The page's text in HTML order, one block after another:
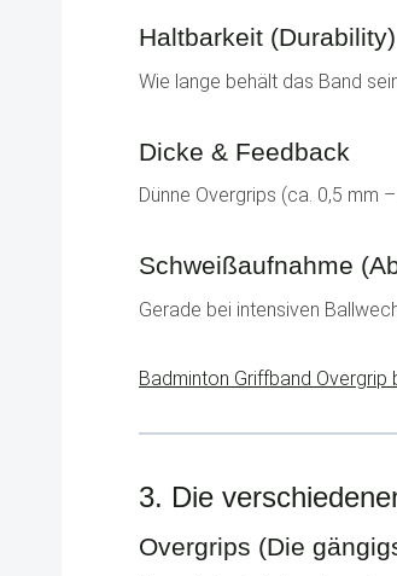
Haltbarkeit (Durability)
Wie lange behält das Band
Dicke & Feedback
Dünne Overgrips (ca. 0,5 mm
Schweißaufnahme
Gerade bei intensiven
Badminton Griffband Overgrip
3. Die
Overgrips (Die